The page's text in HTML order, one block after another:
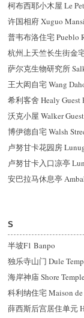
柯布西耶小木屋 Le
许国相府 Xuguo
普韦布洛住宅 Pueblo
杭州上天竺长生街金
萨尔克生物研究所
王大闳自宅 Wang
希利客舍 Healy Guest
沃克小屋 Walker
博伊德自宅 Walsh
卢努甘卡花园房
卢努甘卡入口凉亭
安巴拉马休息亭
S
半坡F1 Banpo
独乐寺山门 Dule
海岸神庙 Shore Temple
科利纳住宅 Maison
薛西斯后宫居住单元